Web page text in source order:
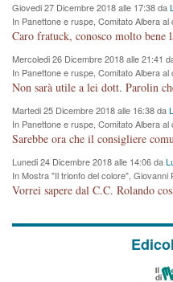
Giovedi 27 Dicembre 2018 alle 17:38 da
In Panettone e ruspe, Comitato Albera
cronoprogramma"
Mercoledi 26 Dicembre 2018 alle 21:41
In Panettone e ruspe, Comitato Albera
cronoprogramma"
Martedi 25 Dicembre 2018 alle 16:38 da
In Panettone e ruspe, Comitato Albera
cronoprogramma"
Lunedi 24 Dicembre 2018 alle 14:06 da
In Mostra "Il trionfo del colore",